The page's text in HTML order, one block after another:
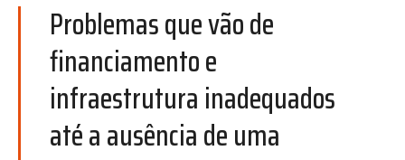
Problemas que vão de
financiamento e
infraestrutura inadequados
até a ausência de uma